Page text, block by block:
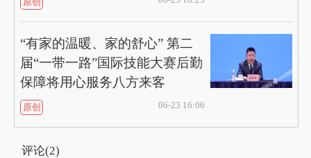
“有家的温暖、家的舒心” 第二
届“一带一路”国际技能大赛后勤
保障将用心服务八方来客
原创 06-23 16:06
评论(2)